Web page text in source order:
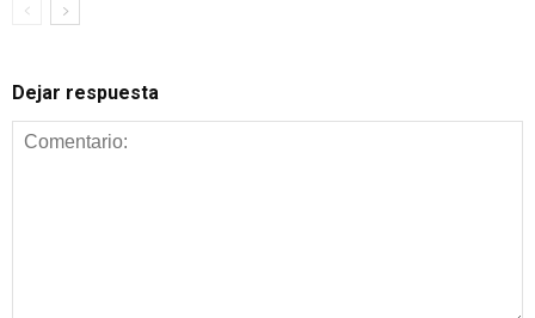
Dejar respuesta